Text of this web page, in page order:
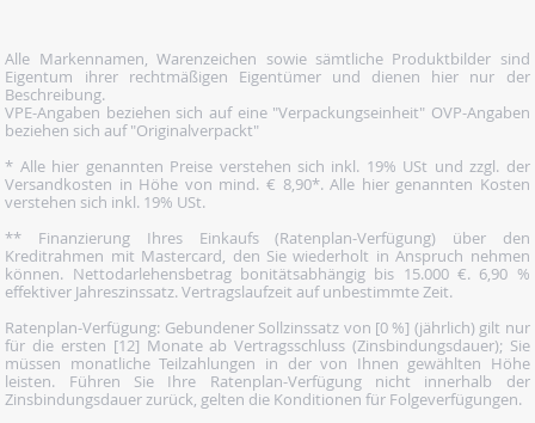
Alle Markennamen, Warenzeichen sowie sämtliche Produktbilder sind
Eigentum ihrer rechtmäßigen Eigentümer und dienen hier nur der
Beschreibung.
VPE-Angaben beziehen sich auf eine "Verpackungseinheit" OVP-Angaben
beziehen sich auf "Originalverpackt"
* Alle hier genannten Preise verstehen sich inkl. 19% USt und zzgl. der
Versandkosten in Höhe von mind. € 8,90*. Alle hier genannten Kosten
verstehen sich inkl. 19% USt.
** Finanzierung Ihres Einkaufs (Ratenplan-Verfügung) über den
Kreditrahmen mit Mastercard, den Sie wiederholt in Anspruch nehmen
können. Nettodarlehensbetrag bonitätsabhängig bis 15.000 €. 6,90 %
effektiver Jahreszinssatz. Vertragslaufzeit auf unbestimmte Zeit.
Ratenplan-Verfügung: Gebundener Sollzinssatz von [0 %] (jährlich) gilt nur
für die ersten [12] Monate ab Vertragsschluss (Zinsbindungsdauer); Sie
müssen monatliche Teilzahlungen in der von Ihnen gewählten Höhe
leisten. Führen Sie Ihre Ratenplan-Verfügung nicht innerhalb der
Zinsbindungsdauer zurück, gelten die Konditionen für Folgeverfügungen.